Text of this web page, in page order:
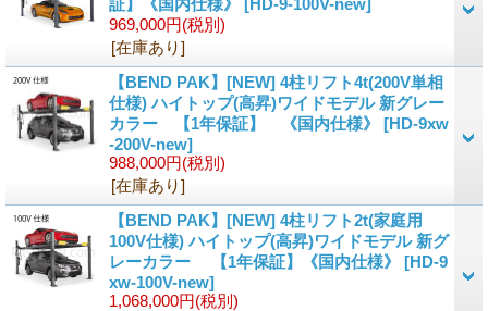
969,000円(税別)
[在庫あり]
【BEND PAK】[NEW] 4柱リフト4t(200V単相
仕様) ハイトップ(高昇)ワイドモデル 新グレー
カラー 【1年保証】 《国内仕様》 [HD-9xw
-200V-new]
988,000円(税別)
[在庫あり]
【BEND PAK】[NEW] 4柱リフト2t(家庭用
100V仕様) ハイトップ(高昇)ワイドモデル 新グ
レーカラー 【1年保証】《国内仕様》 [HD-9
xw-100V-new]
1,068,000円(税別)